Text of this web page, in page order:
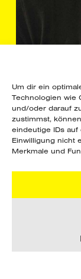
Um dir ein
Technologien wie
und/oder darauf
zustimmst,
eindeutige IDs
Einwilligung nicht
Merkmale und
ZOLTAN
MOZER